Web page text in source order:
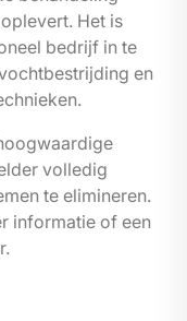
Het is
bedrijf in te
en
volledig
te elimineren.
informatie of een